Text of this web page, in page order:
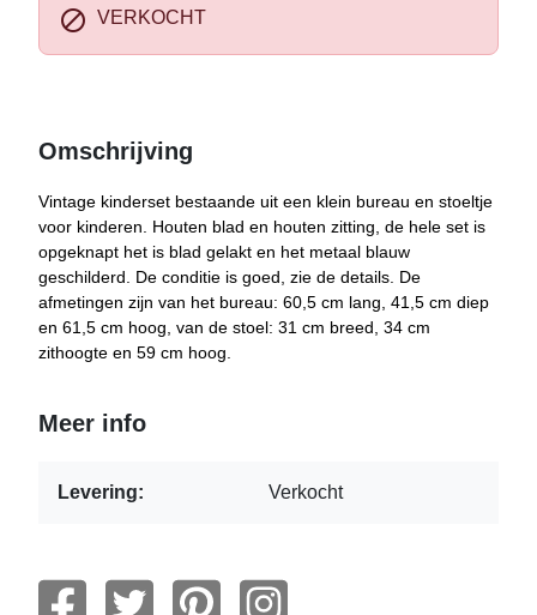
 VERKOCHT
Omschrijving
Vintage kinderset bestaande uit een klein bureau en stoeltje
voor kinderen. Houten blad en houten zitting, de hele set is
opgeknapt het is blad gelakt en het metaal blauw
geschilderd. De conditie is goed, zie de details. De
afmetingen zijn van het bureau: 60,5 cm lang, 41,5 cm diep
en 61,5 cm hoog, van de stoel: 31 cm breed, 34 cm
zithoogte en 59 cm hoog.
Meer info
Levering: Verkocht